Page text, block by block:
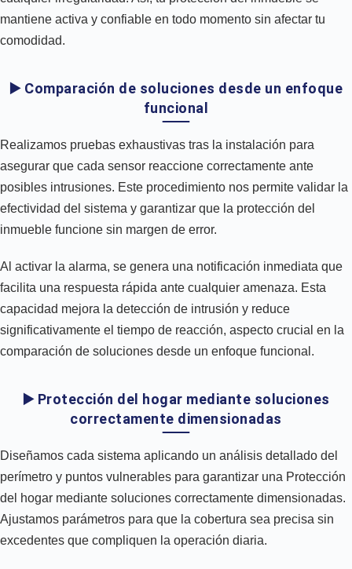
mantiene activa y confiable en todo momento sin afectar tu
comodidad.
▶️ Comparación de soluciones desde un enfoque
funcional
Realizamos pruebas exhaustivas tras la instalación para
asegurar que cada sensor reaccione correctamente ante
posibles intrusiones. Este procedimiento nos permite validar la
efectividad del sistema y garantizar que la protección del
inmueble funcione sin margen de error.
Al activar la alarma, se genera una notificación inmediata que
facilita una respuesta rápida ante cualquier amenaza. Esta
capacidad mejora la detección de intrusión y reduce
significativamente el tiempo de reacción, aspecto crucial en la
comparación de soluciones desde un enfoque funcional.
▶️ Protección del hogar mediante soluciones
correctamente dimensionadas
Diseñamos cada sistema aplicando un análisis detallado del
perímetro y puntos vulnerables para garantizar una Protección
del hogar mediante soluciones correctamente dimensionadas.
Ajustamos parámetros para que la cobertura sea precisa sin
excedentes que compliquen la operación diaria.